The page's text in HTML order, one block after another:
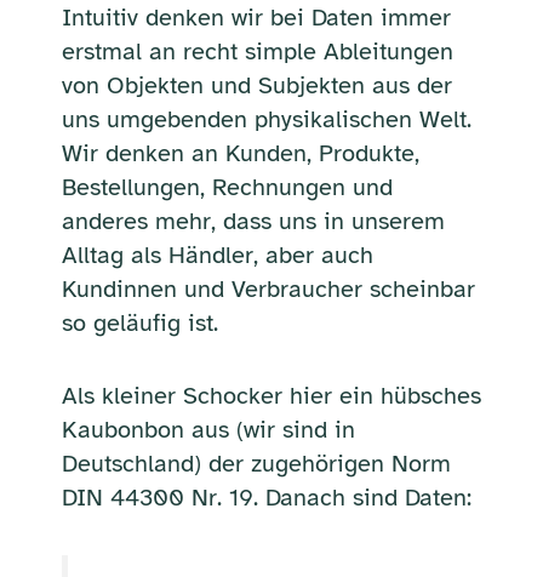
Intuitiv denken wir bei Daten immer
erstmal an recht simple Ableitungen
von Objekten und Subjekten aus der
uns umgebenden physikalischen Welt.
Wir denken an Kunden, Produkte,
Bestellungen, Rechnungen und
anderes mehr, dass uns in unserem
Alltag als Händler, aber auch
Kundinnen und Verbraucher scheinbar
so geläufig ist.
Als kleiner Schocker hier ein hübsches
Kaubonbon aus (wir sind in
Deutschland) der zugehörigen Norm
DIN 44300 Nr. 19. Danach sind Daten: